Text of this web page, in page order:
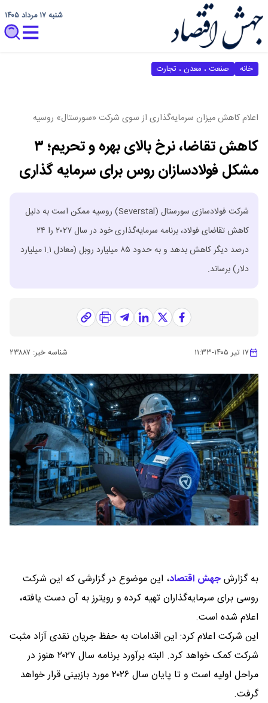
شنبه ۱۷ مرداد ۱۴۰۵
خانه صنعت ، معدن ، تجارت
اعلام کاهش میزان سرمایه‌گذاری از سوی شرکت «سورستال» روسیه
کاهش تقاضا، نرخ بالای بهره و تحریم؛ ۳
مشکل فولادسازان روس برای سرمایه گذاری
شرکت فولادسازی سورستال (Severstal) روسیه ممکن است به دلیل
کاهش تقاضای فولاد، برنامه سرمایه‌گذاری خود در سال ۲۰۲۷ را ۲۴
درصد دیگر کاهش بدهد و به حدود ۸۵ میلیارد روبل (معادل ۱.۱ میلیارد
دلار) برساند.
۱۷ تیر ۱۴۰۵ -۱۱:۳۳ شناسه خبر: ۲۳۸۸۷
به گزارشجهش اقتصاد، این موضوع در گزارشی که این شرکت
روسی برای سرمایه‌گذاران تهیه کرده و رویترز به آن دست یافته،
اعلام شده است.
این شرکت اعلام کرد: این اقدامات به حفظ جریان نقدی آزاد مثبت
شرکت کمک خواهد کرد. البته برآورد برنامه سال ۲۰۲۷ هنوز در
مراحل اولیه است و تا پایان سال ۲۰۲۶ مورد بازبینی قرار خواهد
گرفت.